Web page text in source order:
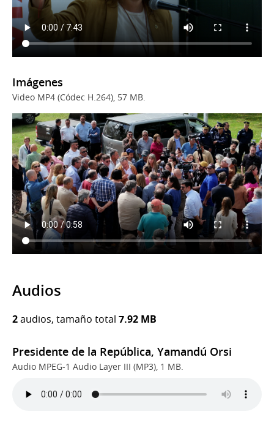
Imágenes
Video MP4 (Códec H.264), 57 MB.
Audios
2audios, tamaño total 7.92 MB
Presidente de la República, Yamandú Orsi
Audio MPEG-1 Audio Layer III (MP3), 1 MB.